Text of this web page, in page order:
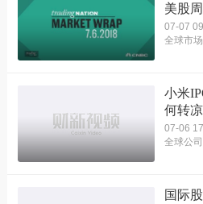
美股
07-07
全球市场
小米
何转凉
07-06
全球公司
国际